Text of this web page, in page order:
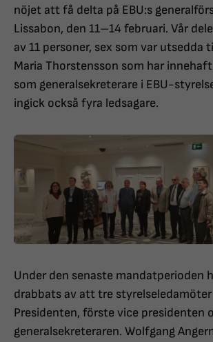
nöjet att få delta på EBU:s
Lissabon, den 11–14 februari. Vår
av 11 personer, sex som var utsedda
Maria Thorstensson som har
som generalsekreterare i EBU-
ingick också fyra ledsagare.
Under den senaste mandatperioden
drabbats av att tre
Presidenten, förste vice presidenten
generalsekreteraren. Wolfgang